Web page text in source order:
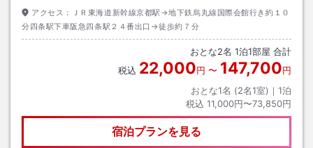
アクセス：
ＪＲ東海道新幹線京都駅→地下鉄烏丸線国際会館行き約１０
分四条駅下車阪急四条駅２４番出口→徒歩約７分
おとな2名 1泊1部屋 合計
税込 22,000円 〜 147,700円
おとな1名 (2名1室)｜ 1泊
税込 11,000円〜73,850円
宿泊プランを見る